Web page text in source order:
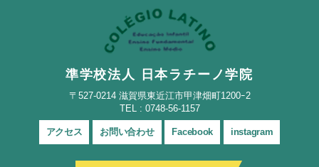
準学校法人 日本ラチーノ学院
〒527-0214 滋賀県東近江市甲津畑町1200ｰ2
TEL : 0748-56-1157
アクセス お問い合わせ Facebook instagram